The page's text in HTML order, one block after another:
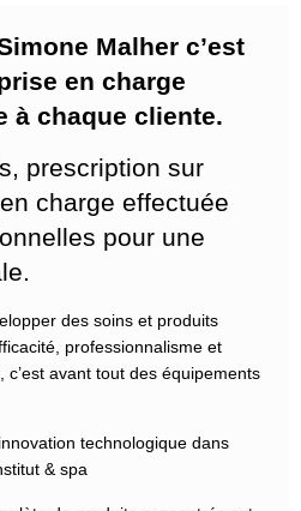
Malher c’est
en charge
à chaque cliente.
prescription sur
charge effectuée
pour une
des soins et produits
professionnalisme et
c’est avant tout des équipements
technologique dans
& spa